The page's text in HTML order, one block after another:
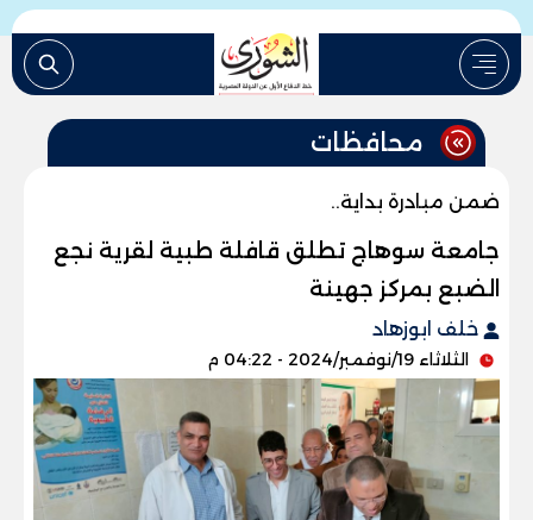
محافظات
ضمن مبادرة بداية..
جامعة سوهاج تطلق قافلة طبية لقرية نجع
الضبع بمركز جهينة
خلف ابوزهاد
الثلاثاء 19/نوفمبر/2024 - 04:22 م